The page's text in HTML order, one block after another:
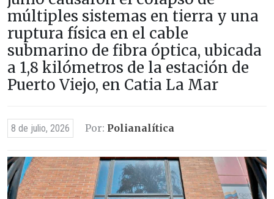
múltiples sistemas en tierra y una
ruptura física en el cable
submarino de fibra óptica, ubicada
a 1,8 kilómetros de la estación de
Puerto Viejo, en Catia La Mar
8 de julio, 2026 Por: Polianalítica